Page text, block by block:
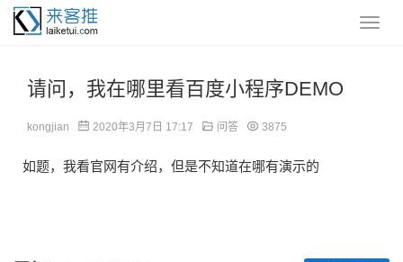
请问，我在哪里看百度小程序DEMO
kongjian 2020年3月7日 17:17 问答 3875
如题，我看官网有介绍，但是不知道在哪有演示的